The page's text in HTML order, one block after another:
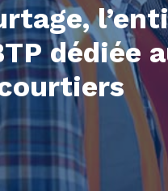
dédiée